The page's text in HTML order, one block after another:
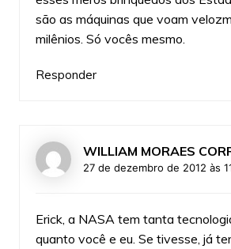
são as máquinas que voam
milênios. Só vocês mesmo.
Responder
WILLIAM MORAES
27 de dezembro de 2012 às
Erick, a NASA tem tanta
quanto você e eu. Se tivesse, já